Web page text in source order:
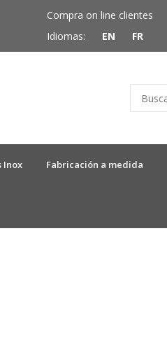
Compra on line clientes
Idiomas:
EN FR
Inox Fabricación a medida